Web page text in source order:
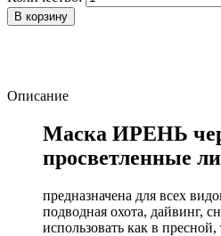
В корзину
Описание
Маска ИРЕНЬ
просветленные
предназначена для всех
подводная охота, дайвинг,
использовать как в